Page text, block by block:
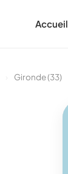
Accueil
Gironde (33)